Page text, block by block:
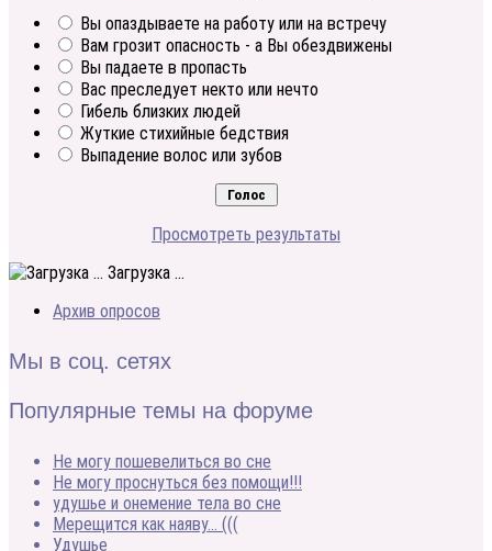
Вы опаздываете на работу или на встречу
Вам грозит опасность - а Вы обездвижены
Вы падаете в пропасть
Вас преследует некто или нечто
Гибель близких людей
Жуткие стихийные бедствия
Выпадение волос или зубов
Просмотреть результаты
Загрузка ...
Архив опросов
Мы в соц. сетях
Популярные темы на форуме
Не могу пошевелиться во сне
Не могу проснуться без помощи!!!
удушье и онемение тела во сне
Мерещится как наяву… (((
Удушье